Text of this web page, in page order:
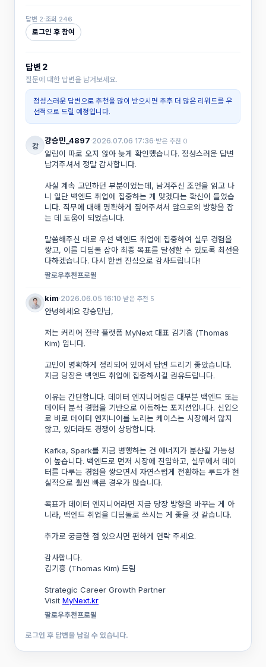
혹시 현업에 계신 분들 중에서 비슷한 테크 트리를 타
셨거나, 신입 채용을 담당해 보신 분이 계신다면 지금
쏟아야 할지 현실적인 한마디 부탁드립니다.
답변 2·조회 246
로그인 후 참여
답변 2
질문에 대한 답변을 남겨보세요.
정성스러운 답변으로 추천을 많이 받으시면 추후 더 많은 리워드를 우
선적으로 드릴 예정입니다.
강
강승민_4897·2026.07.06 17:36·받은 추천 0
알림이 따로 오지 않아 늦게 확인했습니다. 정성스러운 답변
남겨주셔서 정말 감사합니다.
사실 계속 고민하던 부분이었는데, 남겨주신 조언을 읽고 나
니 일단 백엔드 취업에 집중하는 게 맞겠다는 확신이 들었습
니다. 직무에 대해 명확하게 짚어주셔서 앞으로의 방향을 잡
는 데 도움이 되었습니다.
말씀해주신 대로 우선 백엔드 취업에 집중하여 실무 경험을
쌓고, 이를 디딤돌 삼아 최종 목표를 달성할 수 있도록 최선을
다하겠습니다. 다시 한번 진심으로 감사드립니다!
팔로우추천프로필
kim·2026.06.05 16:10·받은 추천 5
안녕하세요 강승민님,
저는 커리어 전략 플랫폼 MyNext 대표 김기흥 (Thomas
Kim) 입니다.
고민이 명확하게 정리되어 있어서 답변 드리기 좋았습니다.
지금 당장은 백엔드 취업에 집중하시길 권유드립니다.
이유는 간단합니다. 데이터 엔지니어링은 대부분 백엔드 또는
데이터 분석 경험을 기반으로 이동하는 포지션입니다. 신입으
로 바로 데이터 엔지니어를 노리는 케이스는 시장에서 많지
않고, 있더라도 경쟁이 상당합니다.
Kafka, Spark를 지금 병행하는 건 에너지가 분산될 가능성
이 높습니다. 백엔드로 먼저 시장에 진입하고, 실무에서 데이
터를 다루는 경험을 쌓으면서 자연스럽게 전환하는 루트가 현
실적으로 훨씬 빠른 경우가 많습니다.
목표가 데이터 엔지니어라면 지금 당장 방향을 바꾸는 게 아
니라, 백엔드 취업을 디딤돌로 쓰시는 게 좋을 것 같습니다.
추가로 궁금한 점 있으시면 편하게 연락 주세요.
감사합니다.
김기흥 (Thomas Kim) 드림
Strategic Career Growth Partner
Visit MyNext.kr
팔로우추천프로필
로그인 후 답변을 남길 수 있습니다.